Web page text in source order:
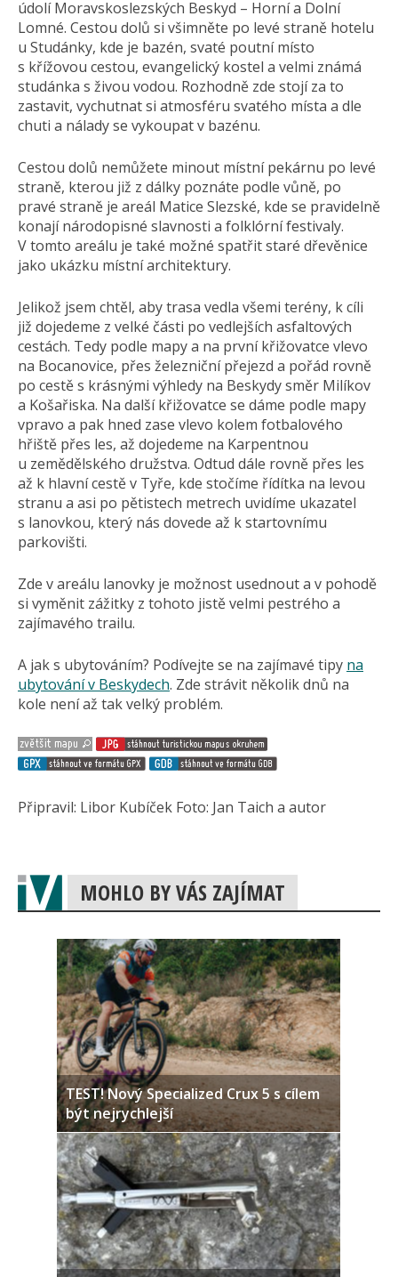
údolí Moravskoslezských Beskyd – Horní a Dolní
Lomné. Cestou dolů si všimněte po levé straně hotelu
u Studánky, kde je bazén, svaté poutní místo
s křížovou cestou, evangelický kostel a velmi známá
studánka s živou vodou. Rozhodně zde stojí za to
zastavit, vychutnat si atmosféru svatého místa a dle
chuti a nálady se vykoupat v bazénu.
Cestou dolů nemůžete minout místní pekárnu po levé
straně, kterou již z dálky poznáte podle vůně, po
pravé straně je areál Matice Slezské, kde se pravidelně
konají národopisné slavnosti a folklórní festivaly.
V tomto areálu je také možné spatřit staré dřevěnice
jako ukázku místní architektury.
Jelikož jsem chtěl, aby trasa vedla všemi terény, k cíli
již dojedeme z velké části po vedlejších asfaltových
cestách. Tedy podle mapy a na první křižovatce vlevo
na Bocanovice, přes železniční přejezd a pořád rovně
po cestě s krásnými výhledy na Beskydy směr Milíkov
a Košařiska. Na další křižovatce se dáme podle mapy
vpravo a pak hned zase vlevo kolem fotbalového
hřiště přes les, až dojedeme na Karpentnou
u zemědělského družstva. Odtud dále rovně přes les
až k hlavní cestě v Tyře, kde stočíme řídítka na levou
stranu a asi po pětistech metrech uvidíme ukazatel
s lanovkou, který nás dovede až k startovnímu
parkovišti.
Zde v areálu lanovky je možnost usednout a v pohodě
si vyměnit zážitky z tohoto jistě velmi pestrého a
zajímavého trailu.
A jak s ubytováním? Podívejte se na zajímavé tipy na
ubytování v Beskydech. Zde strávit několik dnů na
kole není až tak velký problém.
Připravil: Libor Kubíček Foto: Jan Taich a autor
MOHLO BY VÁS ZAJÍMAT
TEST! Nový Specialized Crux 5 s cílem
být nejrychlejší